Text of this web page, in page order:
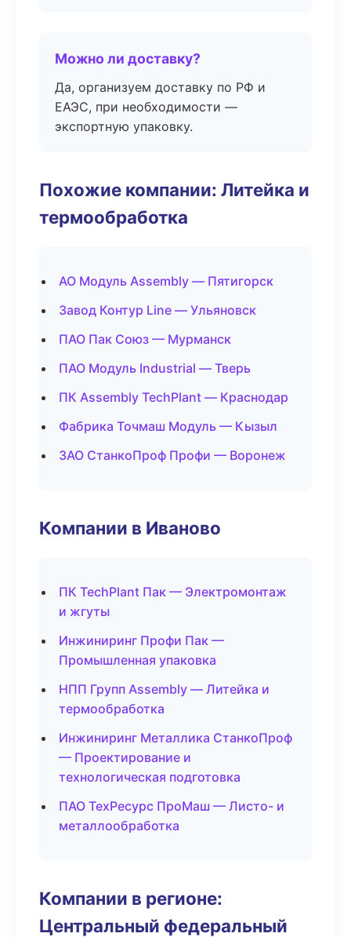
Можно ли доставку?
Да, организуем доставку по РФ и
ЕАЭС, при необходимости —
экспортную упаковку.
Похожие компании: Литейка и
термообработка
АО Модуль Assembly — Пятигорск
Завод Контур Line — Ульяновск
ПАО Пак Союз — Мурманск
ПАО Модуль Industrial — Тверь
ПК Assembly TechPlant — Краснодар
Фабрика Точмаш Модуль — Кызыл
ЗАО СтанкоПроф Профи — Воронеж
Компании в Иваново
ПК TechPlant Пак — Электромонтаж
и жгуты
Инжиниринг Профи Пак —
Промышленная упаковка
НПП Групп Assembly — Литейка и
термообработка
Инжиниринг Металлика СтанкоПроф
— Проектирование и
технологическая подготовка
ПАО ТехРесурс ПроМаш — Листо- и
металлообработка
Компании в регионе:
Центральный федеральный